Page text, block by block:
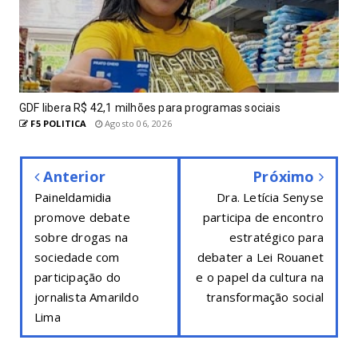
GDF libera R$ 42,1 milhões para programas sociais
F5 POLITICA Agosto 06, 2026
Anterior
Paineldamidia
promove debate
sobre drogas na
sociedade com
participação do
jornalista Amarildo
Lima
Próximo
Dra. Letícia Senyse
participa de encontro
estratégico para
debater a Lei Rouanet
e o papel da cultura na
transformação social